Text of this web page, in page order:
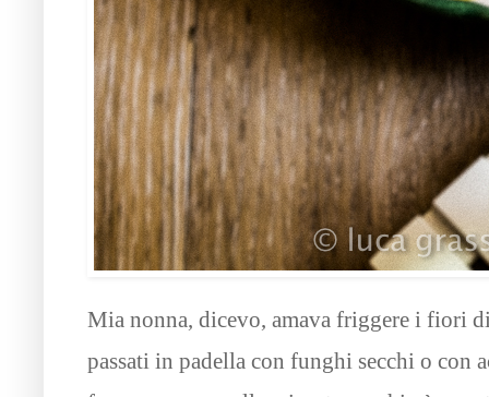
Mia nonna, dicevo, amava friggere i fiori
passati in padella con funghi secchi o con